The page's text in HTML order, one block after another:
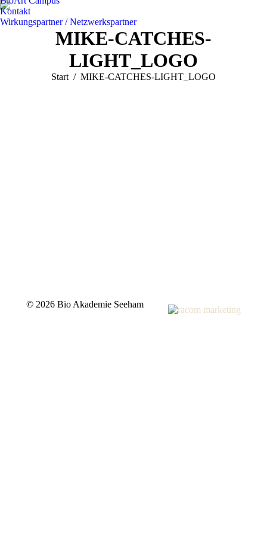
Kontakt
Wirkungspartner / Netzwerkspartner
MIKE-CATCHES-
LIGHT_LOGO
Sie befinden sich hier:
Start MIKE-CATCHES-LIGHT_LOGO
© 2026 Bio Akademie Seeham